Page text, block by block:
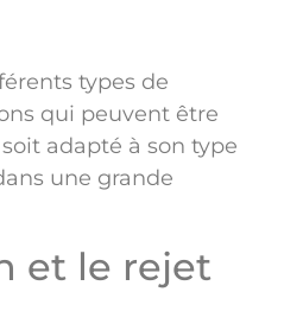
types de
qui peuvent être
adapté à son type
une grande
et le rejet